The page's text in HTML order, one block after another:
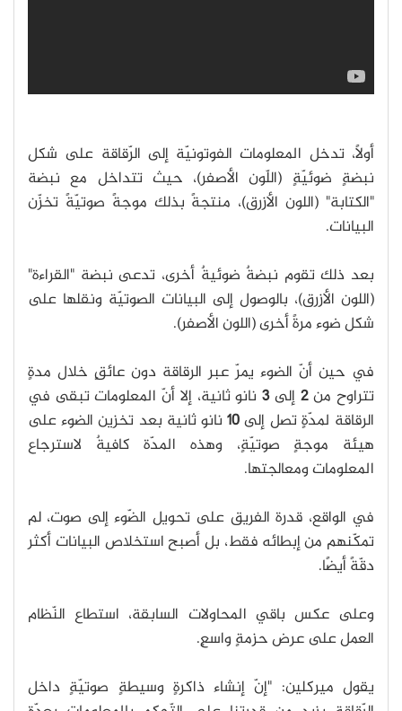
أولاً، تدخل المعلومات الفوتونيّة إلى الرّقاقة على شكل
نبضةٍ ضوئيّةٍ (اللّون الأصفر)، حيث تتداخل مع نبضة
"الكتابة" (اللون الأزرق)، منتجةً بذلك موجةً صوتيّةً تخزّن
البيانات.
بعد ذلك تقوم نبضةٌ ضوئيةٌ أخرى، تدعى نبضة "القراءة"
(اللون الأزرق)، بالوصول إلى البيانات الصوتيّة ونقلها على
شكل ضوء مرةً أخرى (اللون الأصفر).
في حين أنّ الضوء يمرّ عبر الرقاقة دون عائقٍ خلال مدةٍ
تتراوح من2 إلى3 نانو ثانية، إلا أنّ المعلومات تبقى في
الرقاقة لمدّةٍ تصل إلى10 نانو ثانية بعد تخزين الضوء على
هيئة موجةٍ صوتيّةٍ، وهذه المدّة كافيةٌ لاسترجاع
المعلومات ومعالجتها.
في الواقع، قدرة الفريق على تحويل الضّوء إلى صوت، لم
تمكّنهم من إبطائه فقط، بل أصبح استخلاص البيانات أكثر
دقّةً أيضًا.
وعلى عكس باقي المحاولات السابقة، استطاع النّظام
العمل على عرض حزمةٍ واسعٍ.
يقول ميركلين: "إنّ إنشاء ذاكرةٍ وسيطةٍ صوتيّةٍ داخل